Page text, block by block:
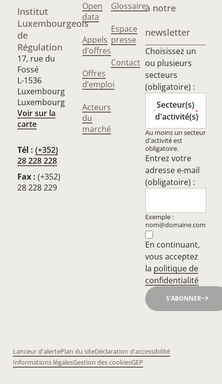
Institut
Luxembourgeois
de
Régulation
17, rue du
Fossé
L-1536
Luxembourg
Luxembourg
Voir sur la
carte
Tél : (+352)
28 228 228
Fax : (+352)
28 228 229
Open
data
Appels
d’offres
Offres
d’emploi
Acteurs
du
marché
Glossaire
Espace
presse
Contact
à notre
newsletter
Choisissez un
ou plusieurs
secteurs
(obligatoire) :
Secteur(s)
d'activité(s)
Au moins un secteur
d'activité est
obligatoire.
Entrez votre
adresse e-mail
(obligatoire) :
Exemple :
nom@domaine.com
En continuant,
vous acceptez
la politique de
confidentialité
S'ABONNER
Lanceur d'alertePlan du siteDéclaration d'accessibilité
Informations légalesGestion des cookiesGEP